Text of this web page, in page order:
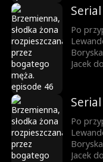
się do
ojca, a
i
Po
Jacek
się do
ojca, a
i
Po
Jacek